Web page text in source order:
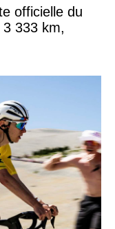
officielle du
333 km,